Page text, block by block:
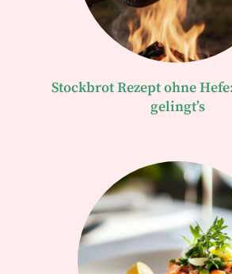
Stockbrot Rezept ohne
gelingt’s